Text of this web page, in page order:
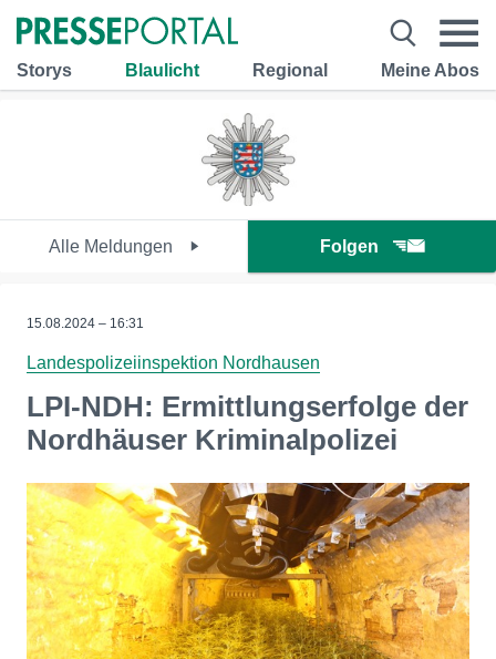
Storys Blaulicht Regional Meine Abos
Alle Meldungen Folgen
15.08.2024 – 16:31
Landespolizeiinspektion Nordhausen
LPI-NDH: Ermittlungserfolge der
Nordhäuser Kriminalpolizei